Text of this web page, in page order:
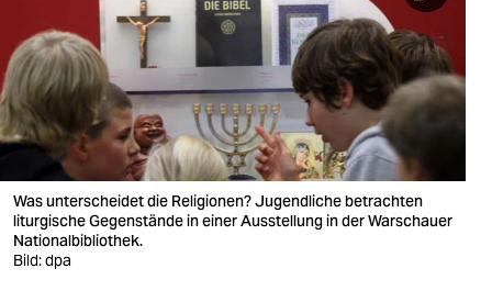
wahrheit
verlag
verlag
veranstaltungen
shop
Was unterscheidet die Religionen? Jugendliche betrachten
liturgische Gegenstände in einer Ausstellung in der Warschauer
Nationalbibliothek.
Bild: dpa